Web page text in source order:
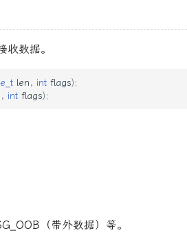
收数据。
len, int flags);
, int flags);
（带外数据）等。